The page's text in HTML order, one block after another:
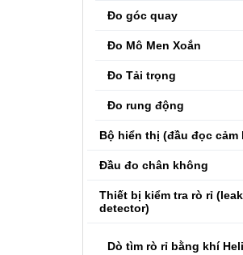
Đo góc quay
Đo Mô Men Xoắn
Đo Tải trọng
Đo rung động
Bộ hiển thị (đầu đọc cảm
Đầu đo chân không
Thiết bị kiểm tra rò rỉ (leak
detector)
Dò tìm rò rỉ bằng khí Heli